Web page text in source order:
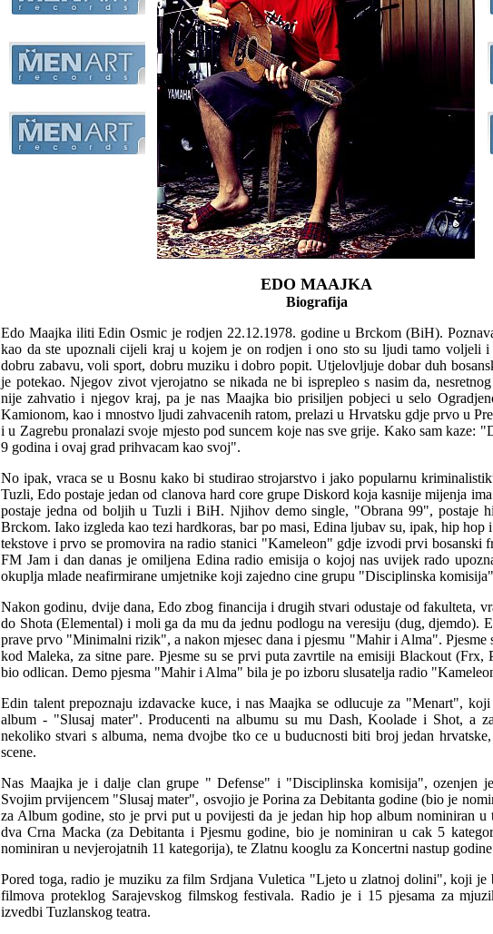
EDO MAAJKA
Biografija
Edo Maajka iliti Edin Osmic je rodjen 22.12.1978. godine u Brckom (BiH).
kao da ste upoznali cijeli kraj u kojem je on rodjen i ono sto su ljudi tamo voljeli
dobru zabavu, voli sport, dobru muziku i dobro popit. Utjelovljuje dobar duh
je potekao. Njegov zivot vjerojatno se nikada ne bi isprepleo s nasim da,
nije zahvatio i njegov kraj, pa je nas Maajka bio prisiljen pobjeci u selo
Kamionom, kao i mnostvo ljudi zahvacenih ratom, prelazi u Hrvatsku gdje prvo u
i u Zagrebu pronalazi svoje mjesto pod suncem koje nas sve grije. Kako sam kaze:
9 godina i ovaj grad prihvacam kao svoj".
No ipak, vraca se u Bosnu kako bi studirao strojarstvo i jako popularnu
Tuzli, Edo postaje jedan od clanova hard core grupe Diskord koja kasnije mijenja
postaje jedna od boljih u Tuzli i BiH. Njihov demo single, "Obrana 99", postaje
Brckom. Iako izgleda kao tezi hardkoras, bar po masi, Edina ljubav su, ipak, hip hop
tekstove i prvo se promovira na radio stanici "Kameleon" gdje izvodi prvi bosanski
FM Jam i dan danas je omiljena Edina radio emisija o kojoj nas uvijek rado
okuplja mlade neafirmirane umjetnike koji zajedno cine grupu "Disciplinska
Nakon godinu, dvije dana, Edo zbog financija i drugih stvari odustaje od fakulteta,
do Shota (Elemental) i moli ga da mu da jednu podlogu na veresiju (dug, djemdo).
prave prvo "Minimalni rizik", a nakon mjesec dana i pjesmu "Mahir i Alma". Pjesme
kod Maleka, za sitne pare. Pjesme su se prvi puta zavrtile na emisiji Blackout (Frx,
bio odlican. Demo pjesma "Mahir i Alma" bila je po izboru slusatelja radio
Edin talent prepoznaju izdavacke kuce, i nas Maajka se odlucuje za "Menart",
album - "Slusaj mater". Producenti na albumu su mu Dash, Koolade i Shot, a
nekoliko stvari s albuma, nema dvojbe tko ce u buducnosti biti broj jedan
scene.
Nas Maajka je i dalje clan grupe " Defense" i "Disciplinska komisija", ozenjen
Svojim prvijencem "Slusaj mater", osvojio je Porina za Debitanta godine (bio je
za Album godine, sto je prvi put u povijesti da je jedan hip hop album nominiran u
dva Crna Macka (za Debitanta i Pjesmu godine, bio je nominiran u cak 5
nominiran u nevjerojatnih 11 kategorija), te Zlatnu kooglu za Koncertni nastup
Pored toga, radio je muziku za film Srdjana Vuletica "Ljeto u zlatnoj dolini", koji je
filmova proteklog Sarajevskog filmskog festivala. Radio je i 15 pjesama za
izvedbi Tuzlanskog teatra.